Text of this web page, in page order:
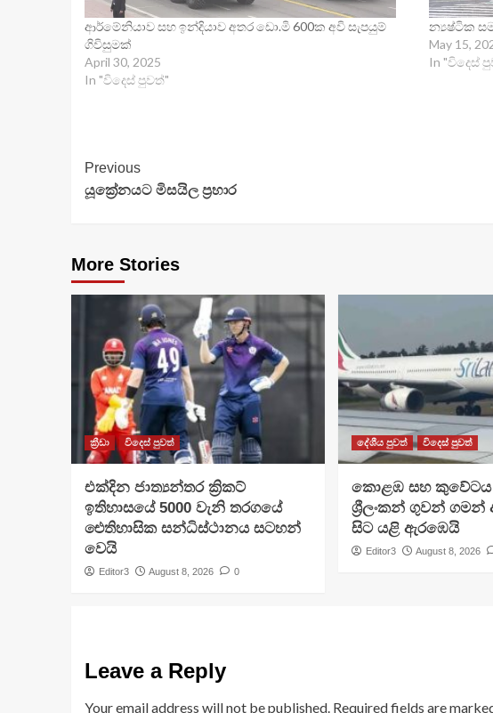
ආර්මේනියාව සහ ඉන්දියාව අතර ඩො.මි 600ක අවි සැපයුම්
ගිවිසුමක්
April 30, 2025
In "විදෙස් පුවත්"
න්‍යෂ්ටික
May 15,
In "විදෙස්
Continue
Reading
Previous
යූක්‍රේනයට මිසයිල ප්‍රහාර
More Stories
ක්‍රීඩා විදෙස් පුවත්
එක්දින ජාත්‍යන්තර ක්‍රිකට්
ඉතිහාසයේ 5000 වැනි තරගයේ
ඓතිහාසික සන්ධිස්ථානය සටහන්
වෙයි
Editor3 August 8, 2026 0
දේශීය පුවත් විදෙස් පුවත්
​කොළඹ සහ කුවේටය
ශ්‍රීලංකන් ගුවන් ගමන්
සිට යළි ඇරඹෙයි
Editor3 August 8, 2026
Leave a Reply
Your email address will not be published. Required fields are